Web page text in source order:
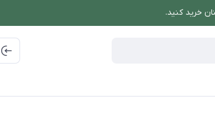
خرید کنید.